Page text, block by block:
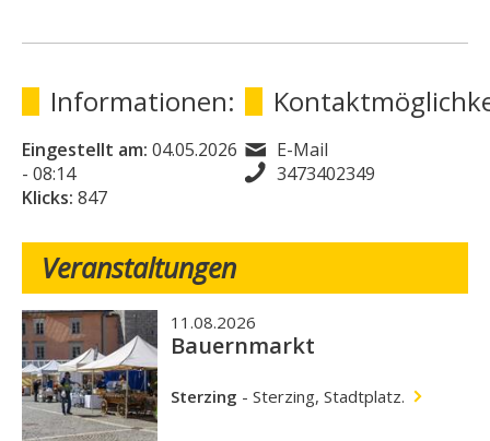
Informationen:
Eingestellt am: 04.05.2026
- 08:14
Klicks: 847
E-Mail
3473402349
Veranstaltungen
11.08.2026
Bauernmarkt
Sterzing - Sterzing, Stadtplatz.